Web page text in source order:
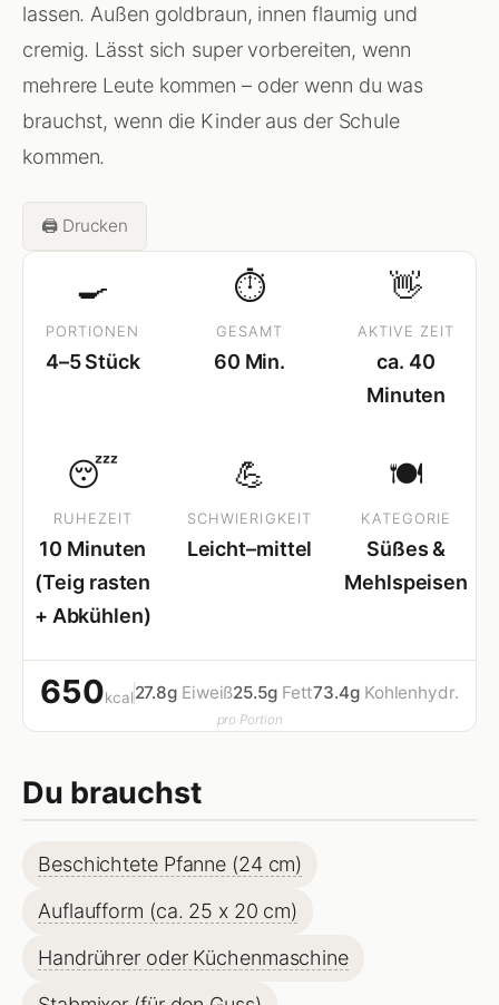
lassen. Außen goldbraun, innen flaumig und
cremig. Lässt sich super vorbereiten, wenn
mehrere Leute kommen – oder wenn du was
brauchst, wenn die Kinder aus der Schule
kommen.
🖨️ Drucken
🍳
PORTIONEN
4–5 Stück
⏱
GESAMT
60 Min.
👋
AKTIVE ZEIT
ca. 40
Minuten
😴
RUHEZEIT
10 Minuten
(Teig rasten
+ Abkühlen)
💪
SCHWIERIGKEIT
Leicht–mittel
🍽
KATEGORIE
Süßes &
Mehlspeisen
650kcal27.8g Eiweiß25.5g Fett73.4g Kohlenhydr.
pro Portion
Du brauchst
Beschichtete Pfanne (24 cm)
Auflaufform (ca. 25 x 20 cm)
Handrührer oder Küchenmaschine